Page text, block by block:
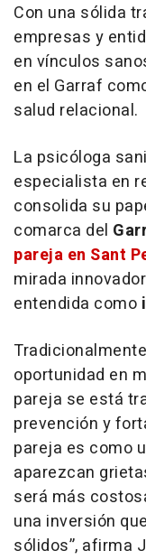
Con una sólida
empresas y
en vínculos
en el Garraf
salud relacional.
La psicóloga
especialista en
consolida su
comarca del
pareja en Sant
mirada
entendida como
oportunidad en
pareja se está
prevención y
pareja es como
aparezcan
será más
una inversión
sólidos”, afirma